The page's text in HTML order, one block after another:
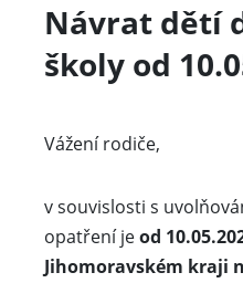
Návrat dětí
školy od
Vážení rodiče,
v souvislosti s
opatření jeod
Jihomoravském kraji